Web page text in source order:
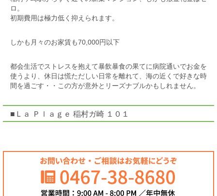
ロ。
初期費用は極力低く抑えられます。
しかも月々のお家賃も70,000円以下
都会生活でストレスを抱えて暴飲暴食の果てに病院通いでお金を
使うより、休日は慌ただしい日常を離れて、海の近くで好きな時
間を過ごす・・この方が意外とリーズナブルかもしれません。
■Ｌａ Ｐｌａｇｅ 稲村ガ崎 １０１